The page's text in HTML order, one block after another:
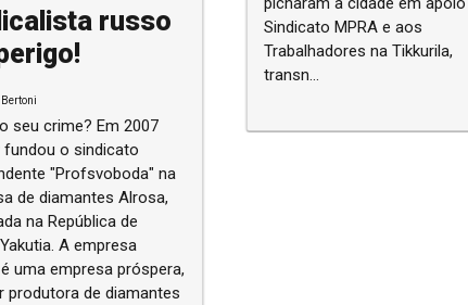
russo
crime? Em 2007
fundou o sindicato
"Profsvoboda" na
de diamantes Alrosa,
na República de
A empresa
uma empresa próspera,
produtora de diamantes
Sindicato MPRA e aos
Trabalhadores na Tikkurila,
transn...